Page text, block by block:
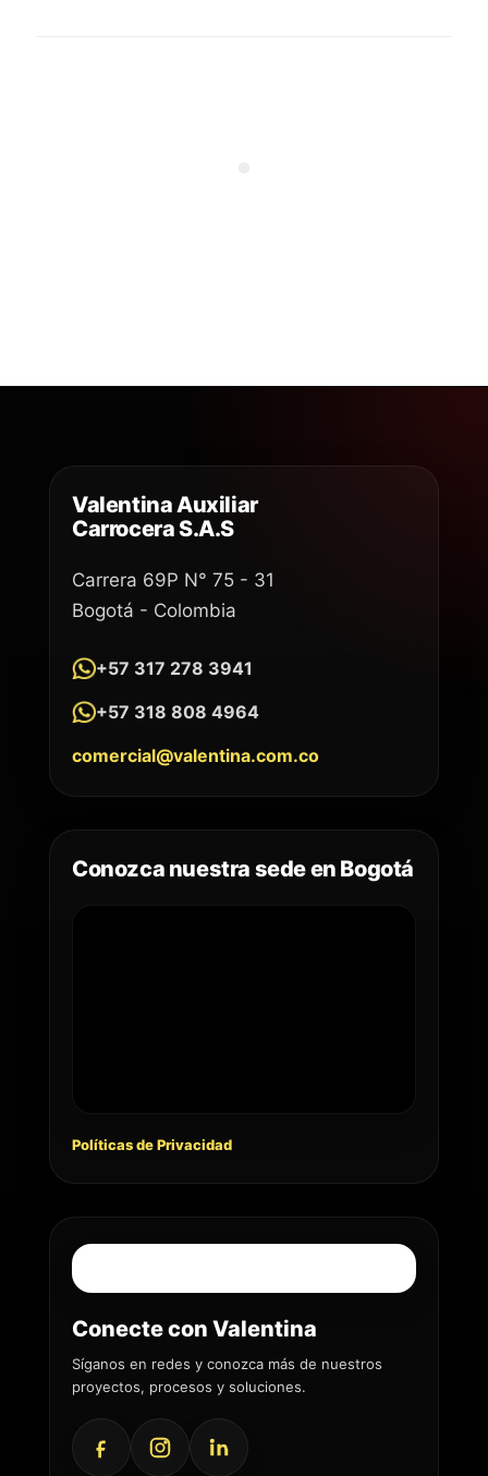
Valentina Auxiliar
Carrocera S.A.S
Carrera 69P N° 75 - 31
Bogotá - Colombia
+57 317 278 3941
+57 318 808 4964
comercial@valentina.com.co
Conozca nuestra sede en Bogotá
Políticas de Privacidad
Conecte con Valentina
Síganos en redes y conozca más de nuestros
proyectos, procesos y soluciones.